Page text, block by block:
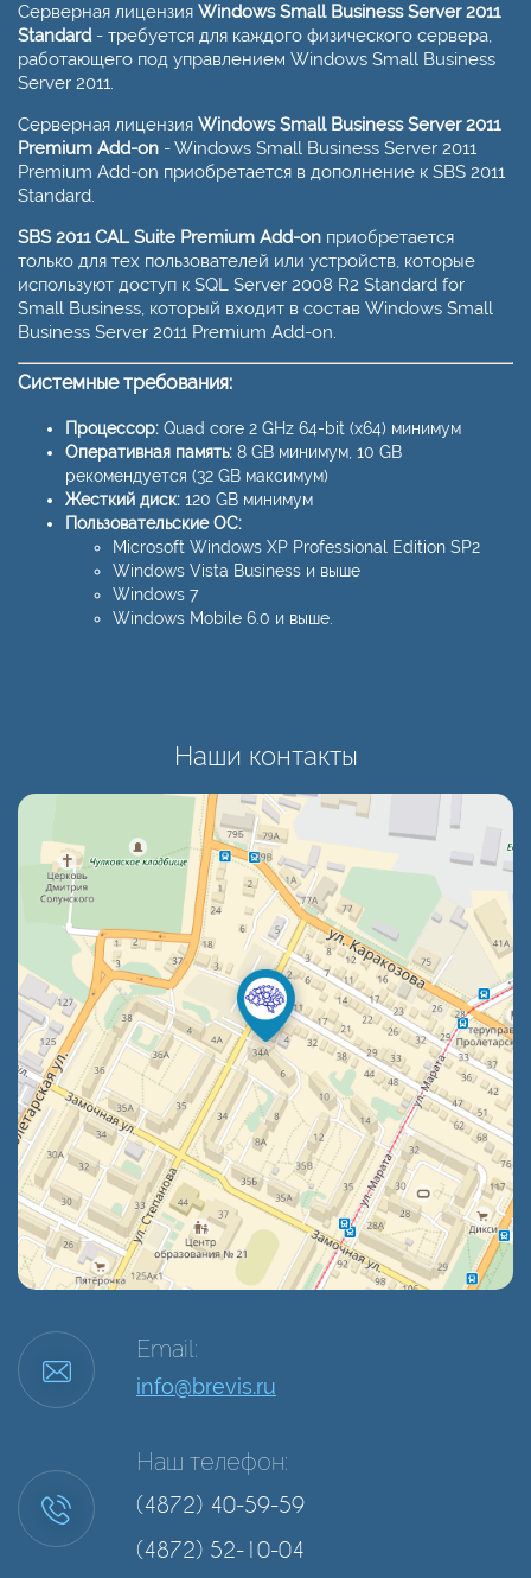
Серверная лицензия Windows Small Business Server 2011
Standard - требуется для каждого физического сервера,
работающего под управлением Windows Small Business
Server 2011.
Серверная лицензия Windows Small Business Server 2011
Premium Add-on - Windows Small Business Server 2011
Premium Add-on приобретается в дополнение к SBS 2011
Standard.
SBS 2011 CAL Suite Premium Add-on приобретается
только для тех пользователей или устройств, которые
используют доступ к SQL Server 2008 R2 Standard for
Small Business, который входит в состав Windows Small
Business Server 2011 Premium Add-on.
Системные требования:
Процессор: Quad core 2 GHz 64-bit (x64) минимум
Оперативная память: 8 GB минимум, 10 GB
рекомендуется (32 GB максимум)
Жесткий диск: 120 GB минимум
Пользовательские ОС:
Microsoft Windows XP Professional Edition SP2
Windows Vista Business и выше
Windows 7
Windows Mobile 6.0 и выше.
Наши контакты
Email:
info@brevis.ru
Наш телефон:
(4872) 40-59-59
(4872) 52-10-04